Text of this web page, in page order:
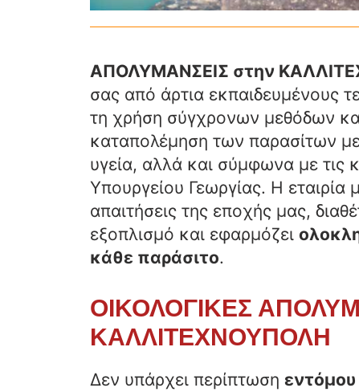
ΑΠΟΛΥΜΑΝΣΕΙΣ στην
σας από άρτια εκπαιδευμένους
τη χρήση σύγχρονων μεθόδων
καταπολέμηση των παρασίτων
υγεία, αλλά και σύμφωνα με τις
Υπουργείου Γεωργίας. Η εταιρία
απαιτήσεις της εποχής μας,
εξοπλισμό και εφαρμόζει
κάθε παράσιτο.
ΟΙΚΟΛΟΓΙΚΕΣ
ΚΑΛΛΙΤΕΧΝΟΥΠΟΛΗ
Δεν υπάρχει περίπτωση εντόμου